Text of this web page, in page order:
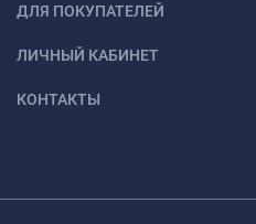
ДЛЯ ПОКУПАТЕЛЕЙ
ЛИЧНЫЙ КАБИНЕТ
КОНТАКТЫ